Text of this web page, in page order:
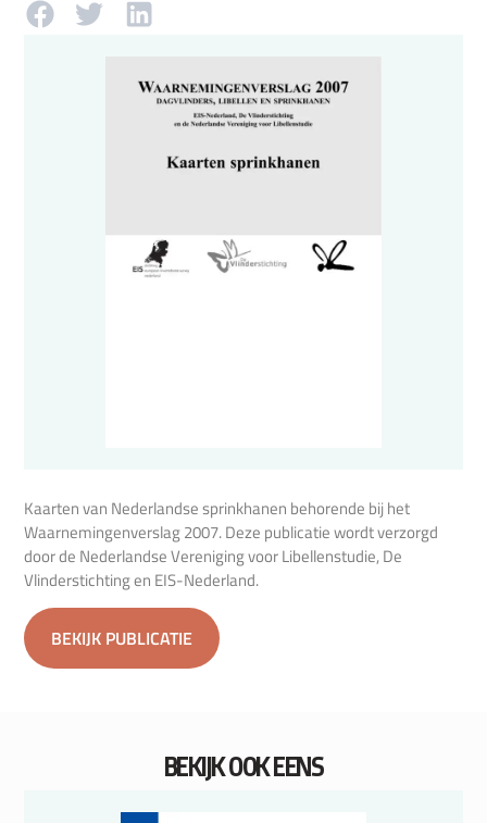
Kaarten van Nederlandse sprinkhanen behorende bij het
Waarnemingenverslag 2007. Deze publicatie wordt verzorgd
door de Nederlandse Vereniging voor Libellenstudie, De
Vlinderstichting en EIS-Nederland.
BEKIJK PUBLICATIE
BEKIJK OOK EENS